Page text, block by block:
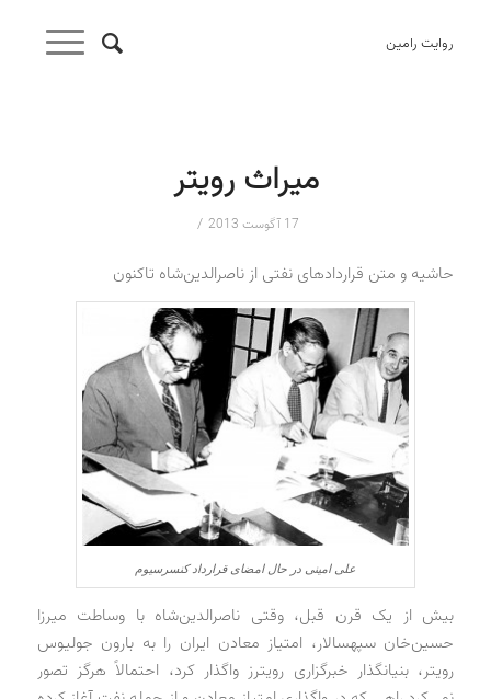
روایت رامین
میراث رویتر
17 آگوست 2013 /
حاشیه و متن قراردادهای نفتی از ناصرالدین‌شاه تاکنون
علی امینی در حال امضای قرارداد کنسرسیوم
بیش از یک قرن قبل، وقتی ناصرالدین‌شاه با وساطت میرزا
حسین‌خان سپهسالار، امتیاز معادن ایران را به بارون جولیوس
رویتر، بنیانگذار خبرگزاری رویترز واگذار کرد، احتمالاً هرگز تصور